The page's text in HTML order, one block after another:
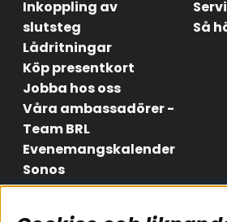
Inkoppling av
slutsteg
Lådritningar
Köp presentkort
Jobba hos oss
Våra ambassadörer -
Team BRL
Evenemangskalender
Sonos
Så